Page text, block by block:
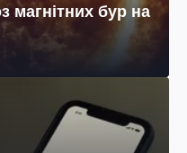
магнітних бур на